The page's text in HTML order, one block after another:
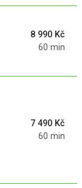
8 990 Kč
60 min
7 490 Kč
60 min